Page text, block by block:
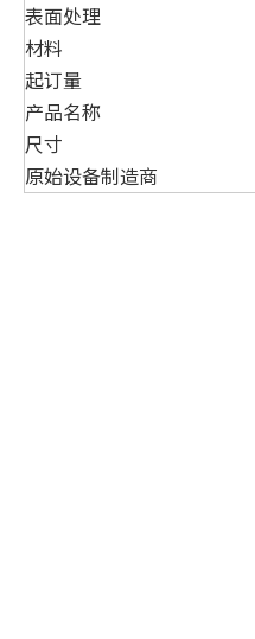
表面处理
材料
起订量
产品名称
尺寸
原始设备制造商